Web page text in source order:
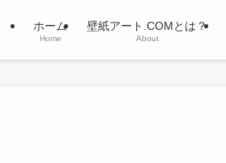
ホーム
Home
壁紙アート.COMとは？
About